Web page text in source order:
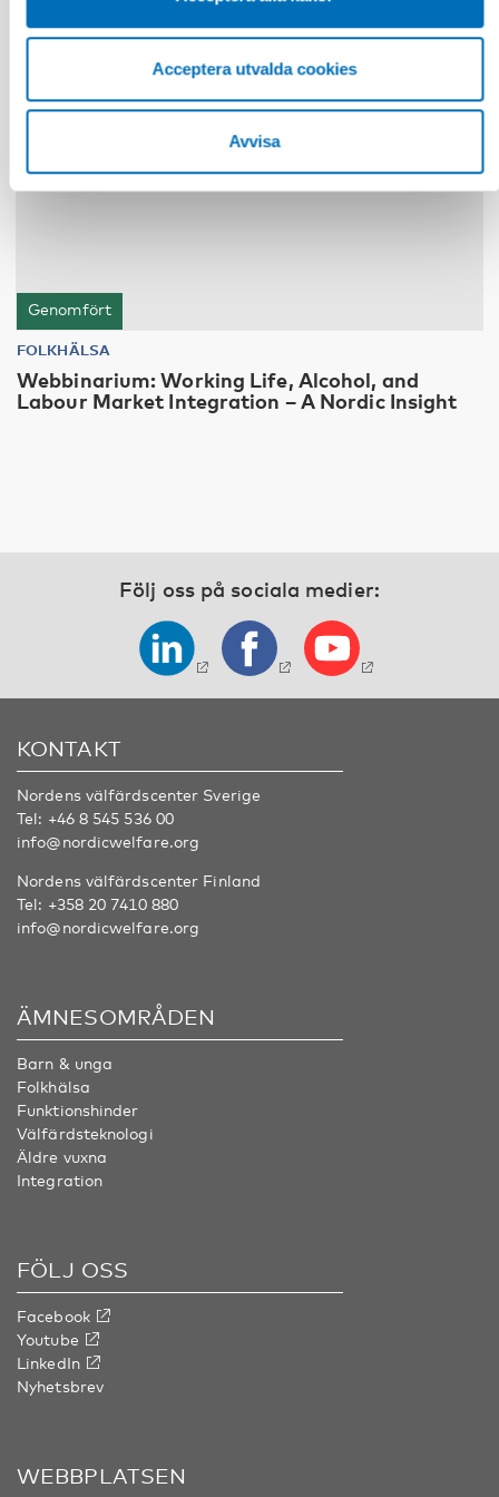
Acceptera utvalda cookies
Avvisa
Genomfört
FOLKHÄLSA
Webbinarium: Working Life, Alcohol, and
Labour Market Integration – A Nordic Insight
Följ oss på sociala medier:
KONTAKT
Nordens välfärdscenter Sverige
Tel: +46 8 545 536 00
info@nordicwelfare.org
Nordens välfärdscenter Finland
Tel: +358 20 7410 880
info@nordicwelfare.org
ÄMNESOMRÅDEN
Barn & unga
Folkhälsa
Funktionshinder
Välfärdsteknologi
Äldre vuxna
Integration
FÖLJ OSS
Facebook
Youtube
LinkedIn
Nyhetsbrev
WEBBPLATSEN